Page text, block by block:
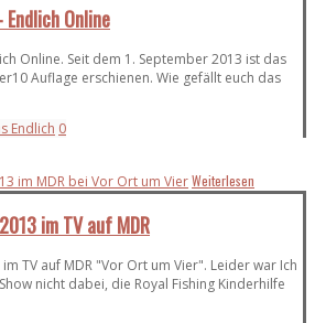
Online
Online. Seit dem 1. September 2013 ist das
Auflage erschienen. Wie gefällt euch das
Endlich 0
Weiterlesen
im TV auf MDR
TV auf MDR "Vor Ort um Vier". Leider war Ich
nicht dabei, die Royal Fishing Kinderhilfe